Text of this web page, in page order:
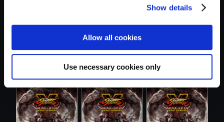
Show details
Allow all cookies
Use necessary cookies only
トファイター...
【単曲】ストリー
トファイター...
トファイター...